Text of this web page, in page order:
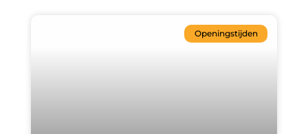
Openingstijden